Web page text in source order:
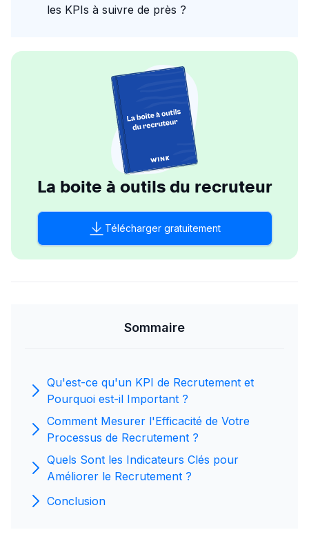
les KPIs à suivre de près ?
La boite à outils du recruteur
Télécharger gratuitement
Sommaire
Qu'est-ce qu'un KPI de Recrutement et
Pourquoi est-il Important ?
Comment Mesurer l'Efficacité de Votre
Processus de Recrutement ?
Quels Sont les Indicateurs Clés pour
Améliorer le Recrutement ?
Conclusion